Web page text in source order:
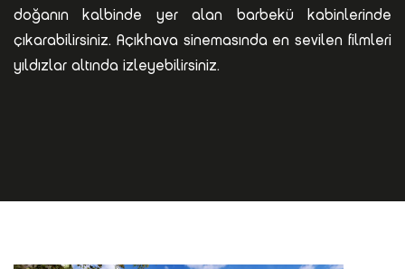
doğanın kalbinde yer alan barbekü kabinlerinde
çıkarabilirsiniz. Açıkhava sinemasında en sevilen filmleri
yıldızlar altında izleyebilirsiniz.